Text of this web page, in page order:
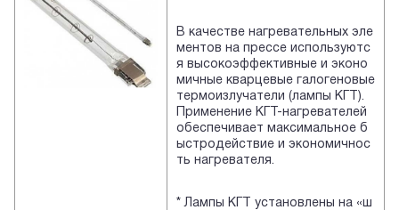
В качестве нагревательных эле
ментов на прессе используютс
я высокоэффективные и эконо
мичные кварцевые галогеновые
термоизлучатели (лампы КГТ).
Применение КГТ-нагревателей
обеспечивает максимальное б
ыстродействие и экономичнос
ть нагревателя.
* Лампы КГТ установлены на «ш